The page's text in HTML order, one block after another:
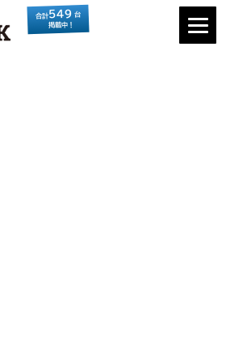
合計549 台
掲載中！